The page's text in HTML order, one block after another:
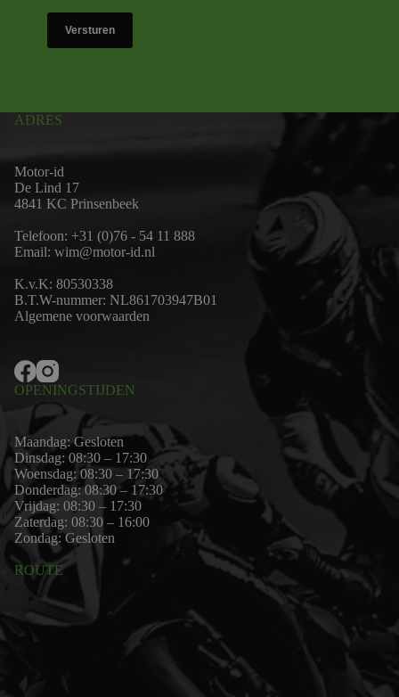
Versturen
ADRES
Motor-id
De Lind 17
4841 KC Prinsenbeek
Telefoon: +31 (0)76 - 54 11 888
Email: wim@motor-id.nl
K.v.K: 80530338
B.T.W-nummer: NL861703947B01
Algemene voorwaarden
OPENINGSTIJDEN
Maandag: Gesloten
Dinsdag: 08:30 – 17:30
Woensdag: 08:30 – 17:30
Donderdag: 08:30 – 17:30
Vrijdag: 08:30 – 17:30
Zaterdag: 08:30 – 16:00
Zondag: Gesloten
ROUTE